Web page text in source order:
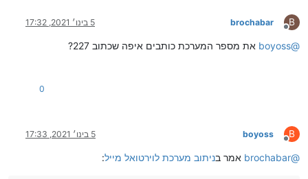
B
מנותק
brochabar 5 בינו׳ 2021, 17:32
@
boyoss את מספר המערכת כותבים איפה שכתוב 227?
0
B
מנותק
boyoss 5 בינו׳ 2021, 17:33
@
brochabar אמר בניתוב מערכת לוירטואל מייל: